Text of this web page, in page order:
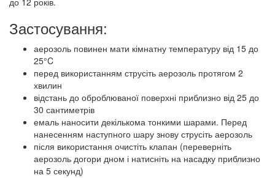
Застосування:
аерозоль повинен мати кімнатну температуру від 15 до
25°C
перед використанням струсіть аерозоль протягом 2
хвилин
відстань до оброблюваної поверхні приблизно від 25 до
30 сантиметрів
емаль наносити декількома тонкими шарами. Перед
нанесенням наступного шару знову струсіть аерозоль
після використання очистіть клапан (переверніть
аерозоль догори дном і натисніть на насадку приблизно
на 5 секунд)